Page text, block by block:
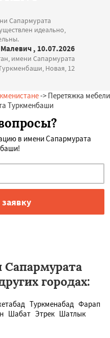
Сапармурата
идеально,
, 10.07.2026
имени Сапармурата
Новая, 12
-> Перетяжка мебели
Туркменбаши
в имени Сапармурата
Сапармурата
городах:
Туркменабад Фарап
Шабат Этрек Шатлык